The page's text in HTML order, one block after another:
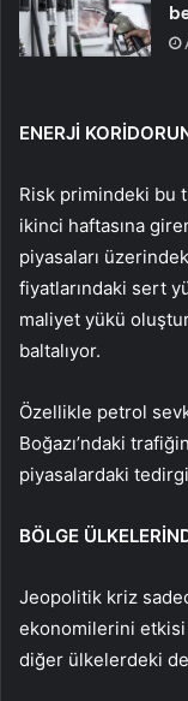
ENERJİ
Risk primindeki bu
ikinci haftasına
piyasaları
fiyatlarındaki sert
maliyet yükü
baltalıyor.
Özellikle petrol
Boğazı’ndaki
piyasalardaki
BÖLGE
Jeopolitik kriz
ekonomilerini etkisi
diğer ülkelerdeki